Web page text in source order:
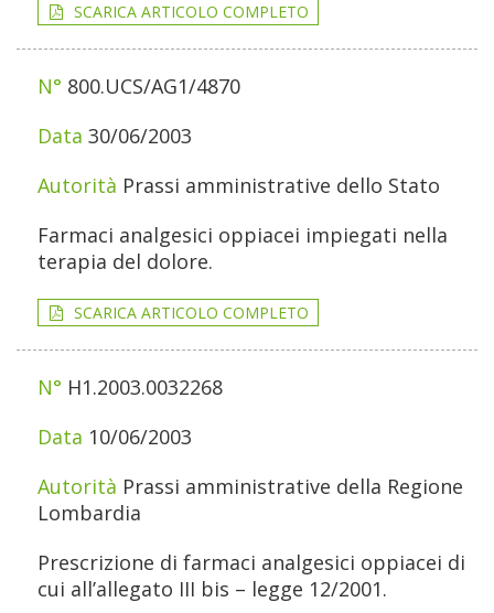
SCARICA ARTICOLO COMPLETO
800.UCS/AG1/4870
30/06/2003
Prassi amministrative dello Stato
Farmaci analgesici oppiacei impiegati nella
terapia del dolore.
SCARICA ARTICOLO COMPLETO
H1.2003.0032268
10/06/2003
Prassi amministrative della Regione
Lombardia
Prescrizione di farmaci analgesici oppiacei di
cui all’allegato III bis – legge 12/2001.